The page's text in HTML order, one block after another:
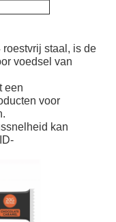
staal, is de
voedsel van
een
voor
kan